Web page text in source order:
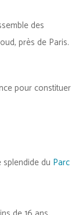
des
près de Paris.
pour constituer
du Parc